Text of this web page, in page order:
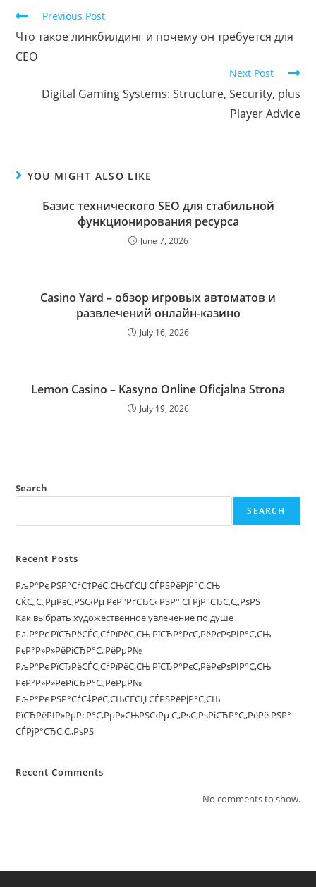
Previous Post
Что такое линкбилдинг и почему он требуется для
СЕО
Next Post
Digital Gaming Systems: Structure, Security, plus
Player Advice
YOU MIGHT ALSO LIKE
Базис технического SEO для стабильной
функционирования ресурса
June 7, 2026
Casino Yard – обзор игровых автоматов и
развлечений онлайн-казино
July 16, 2026
Lemon Casino – Kasyno Online Oficjalna Strona
July 19, 2026
Search
SEARCH
Recent Posts
РљР°Рє РЅР°СѓС‡РёС‚СЊСЃСЏ СЃРЅРёРјР°С‚СЊ
СЌС„С„РµРєС‚РЅС‹Рµ РєР°РґСЂС‹ РЅР° СЃРјР°СЂС‚С„РѕРЅ
Как выбрать художественное увлечение по душе
РљР°Рє РїСЂРёСЃС‚СѓРїРёС‚СЊ РїСЂР°РєС‚РёРєРѕРІР°С‚СЊ
РєР°Р»Р»РёРіСЂР°С„РёРµР№
РљР°Рє РїСЂРёСЃС‚СѓРїРёС‚СЊ РїСЂР°РєС‚РёРєРѕРІР°С‚СЊ
РєР°Р»Р»РёРіСЂР°С„РёРµР№
РљР°Рє РЅР°СѓС‡РёС‚СЊСЃСЏ СЃРЅРёРјР°С‚СЊ
РїСЂРёРІР»РµРєР°С‚РµР»СЊРЅС‹Рµ С„РѕС‚РѕРіСЂР°С„РёРё РЅР°
СЃРјР°СЂС‚С„РѕРЅ
Recent Comments
No comments to show.